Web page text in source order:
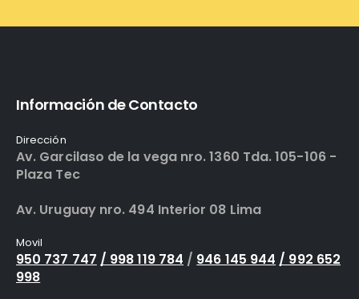
Información de Contacto
Dirección
Av. Garcilaso de la vega nro. 1360 Tda. 105-106 -
Plaza Tec
Av. Uruguay nro. 494 Interior 08 Lima
Movil
950 737 747 / 998 119 784 / 946 145 944 / 992 652
998